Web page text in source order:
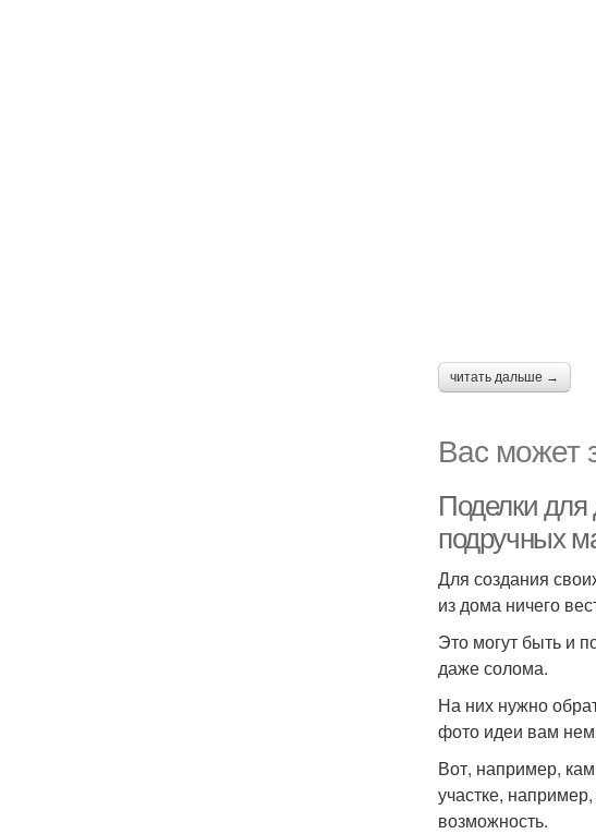
читать дальше →
Вас может
Поделки
подручных
Для создания
из дома ничего
Это могут быть и
даже солома.
На них нужно
фото идеи вам
Вот, например,
участке,
возможность.